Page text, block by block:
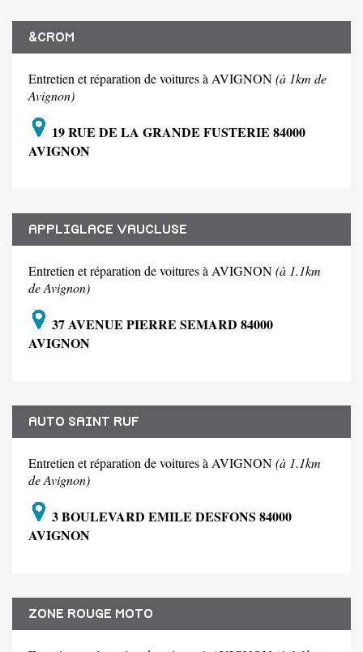
&CROM
Entretien et réparation de voitures à AVIGNON(à 1km de
Avignon)
19 RUE DE LA GRANDE FUSTERIE 84000
AVIGNON
APPLIGLACE VAUCLUSE
Entretien et réparation de voitures à AVIGNON(à 1.1km
de Avignon)
37 AVENUE PIERRE SEMARD 84000
AVIGNON
AUTO SAINT RUF
Entretien et réparation de voitures à AVIGNON(à 1.1km
de Avignon)
3 BOULEVARD EMILE DESFONS 84000
AVIGNON
ZONE ROUGE MOTO